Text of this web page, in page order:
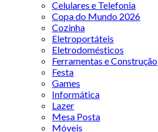
Celulares e Telefonia
Copa do Mundo 2026
Cozinha
Eletroportáteis
Eletrodomésticos
Ferramentas e Construção
Festa
Games
Informática
Lazer
Mesa Posta
Móveis